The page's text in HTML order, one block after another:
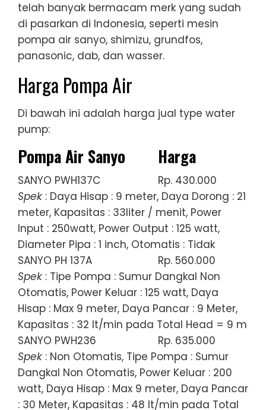
telah banyak bermacam merk yang sudah
di pasarkan di Indonesia, seperti mesin
pompa air sanyo, shimizu, grundfos,
panasonic, dab, dan wasser.
Harga Pompa Air
Di bawah ini adalah harga jual type water
pump:
Pompa Air Sanyo Harga
SANYO PWH137C
Rp. 430.000
Spek : Daya Hisap : 9 meter, Daya Dorong : 21
meter, Kapasitas : 33liter / menit, Power
Input : 250watt, Power Output : 125 watt,
Diameter Pipa : 1 inch, Otomatis : Tidak
SANYO PH 137A
Rp. 560.000
Spek : Tipe Pompa : Sumur Dangkal Non
Otomatis, Power Keluar : 125 watt, Daya
Hisap : Max 9 meter, Daya Pancar : 9 Meter,
Kapasitas : 32 lt/min pada Total Head = 9 m
SANYO PWH236
Rp. 635.000
Spek : Non Otomatis, Tipe Pompa : Sumur
Dangkal Non Otomatis, Power Keluar : 200
watt, Daya Hisap : Max 9 meter, Daya Pancar
: 30 Meter, Kapasitas : 48 lt/min pada Total